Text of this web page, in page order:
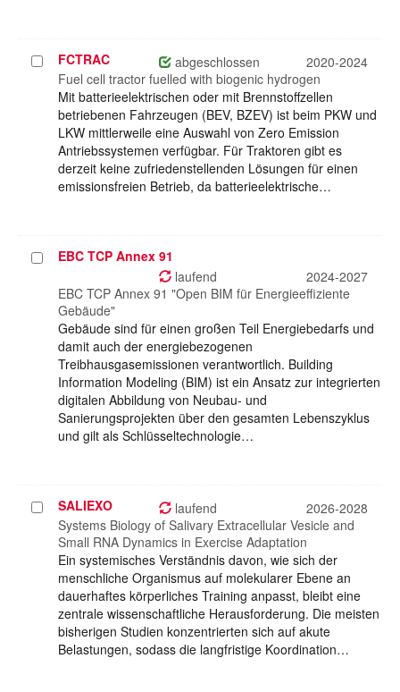
Projekt
auswählen
FCTRAC abgeschlossen
2020-2024
Fuel cell tractor fuelled with biogenic hydrogen
Mit batterieelektrischen oder mit Brennstoffzellen
betriebenen Fahrzeugen (BEV, BZEV) ist beim PKW und
LKW mittlerweile eine Auswahl von Zero Emission
Antriebssystemen verfügbar. Für Traktoren gibt es
derzeit keine zufriedenstellenden Lösungen für einen
emissionsfreien Betrieb, da batterieelektrische…
ProjektEBC TCP Annex 91
laufend
2024-2027
EBC TCP Annex 91 "Open BIM für Energieeffiziente
Gebäude"
Gebäude sind für einen großen Teil Energiebedarfs und
damit auch der energiebezogenen
Treibhausgasemissionen verantwortlich. Building
Information Modeling (BIM) ist ein Ansatz zur integrierten
digitalen Abbildung von Neubau- und
Sanierungsprojekten über den gesamten Lebenszyklus
und gilt als Schlüsseltechnologie…
Projekt
auswählen
SALIEXO laufend
2026-2028
Systems Biology of Salivary Extracellular Vesicle and
Small RNA Dynamics in Exercise Adaptation
Ein systemisches Verständnis davon, wie sich der
menschliche Organismus auf molekularer Ebene an
dauerhaftes körperliches Training anpasst, bleibt eine
zentrale wissenschaftliche Herausforderung. Die meisten
bisherigen Studien konzentrierten sich auf akute
Belastungen, sodass die langfristige Koordination…